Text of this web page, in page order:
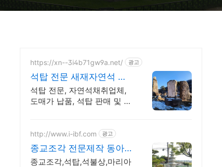
https://xn--3i4b71gw9a.net/ 광고
석탑 전문 새재자연석 합
리적인 가격으로 전국 납
품
석탑 전문, 자연석채취업체,
도매가 납품, 석탑 판매 및 시
http://www.i-ibf.com 광고
종교조각 전문제작 동아
석공
종교조각,석탑,석불상,마리아